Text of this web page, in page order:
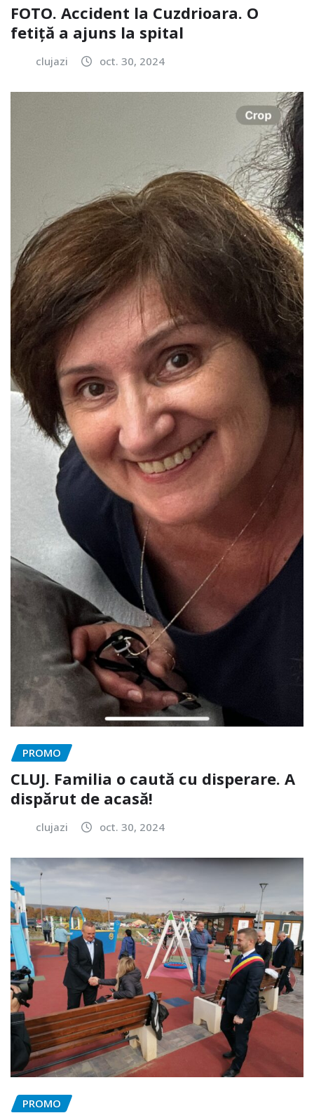
FOTO. Accident la Cuzdrioara. O
fetiță a ajuns la spital
clujazi oct. 30, 2024
PROMO
CLUJ. Familia o caută cu disperare. A
dispărut de acasă!
clujazi oct. 30, 2024
PROMO